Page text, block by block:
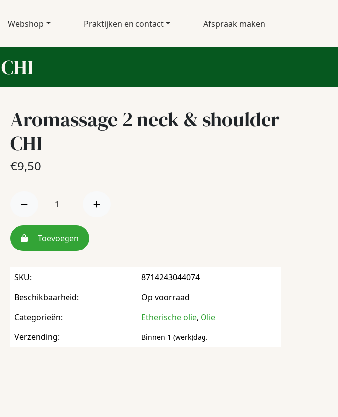
Webshop Praktijken en contact Afspraak maken
Aromassage 2 neck & shoulder
CHI
€9,50
Toevoegen
SKU:
8714243044074
Beschikbaarheid:
Op voorraad
Categorieën:
Etherische olie, Olie
Verzending:
Binnen 1 (werk)dag.